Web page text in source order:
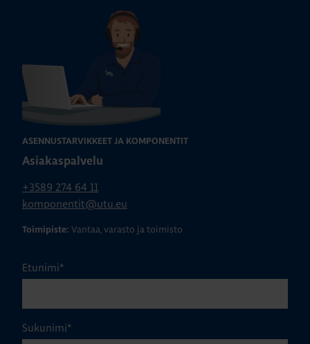
ASENNUSTARVIKKEET JA KOMPONENTIT
Asiakaspalvelu
+3589 274 64 11
komponentit@utu.eu
Toimipiste: Vantaa, varasto ja toimisto
Etunimi*
Sukunimi*